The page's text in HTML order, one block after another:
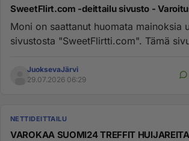
SweetFlirt.com -deittailu sivusto -
Moni on saattanut huomata mainoksia
sivustosta "SweetFlirtti.com". Tämä
JuoksevaJärvi
29.07.2026 06:29
NETTIDEITTAILU
VAROKAA SUOMI24 TREFFIT